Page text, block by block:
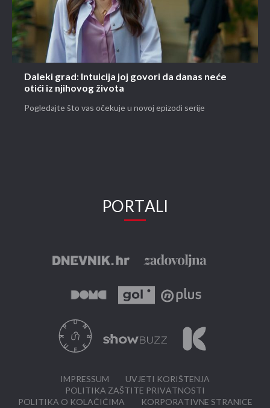
Daleki grad: Intuicija joj govori da danas neće
otići iz njihovog života
Pogledajte što vas očekuje u novoj epizodi serije
PORTALI
IMPRESSUM
UVJETI KORIŠTENJA
POLITIKA ZAŠTITE PRIVATNOSTI
POLITIKA O KOLAČIĆIMA
KORPORATIVNE STRANICE